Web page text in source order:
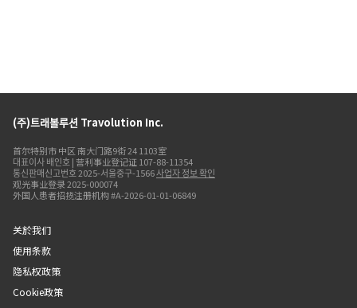
(주)트래볼루션 Travolution Inc.
首尔特别市 中区 南大门路9街 24 1103室
대표이사 배인호 | 营利事业登记证 107-88-11354
통신판매신고번호 2025-서울중구-1566사업자 정보 확인
观光事业登录 2025-000074
外国人患者招揽注册机构 #A-2026-01-01-06849
关於我们
使用条款
隐私权政策
Cookie政策